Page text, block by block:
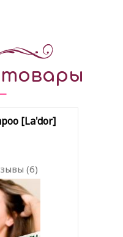
товары
[La'dor]
(6)